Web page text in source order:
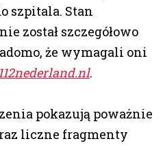
szpitala. Stan
został szczegółowo
że wymagali oni
.
pokazują poważnie
liczne fragmenty